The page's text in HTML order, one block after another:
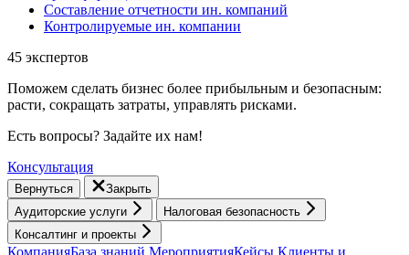
Составление отчетности ин. компаний
Контролируемые ин. компании
45 экспертов
Поможем сделать бизнес более прибыльным и безопасным:
расти, cокращать затраты, управлять рисками.
Есть вопросы? Задайте их нам!
Консультация
Вернуться
Закрыть
Аудиторские услуги
Налоговая безопасность
Консалтинг и проекты
КомпанияБаза знаний МероприятияКейсы Клиенты и